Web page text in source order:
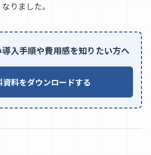
りました。
入手順や費用感を知りたい方へ
資料をダウンロードする